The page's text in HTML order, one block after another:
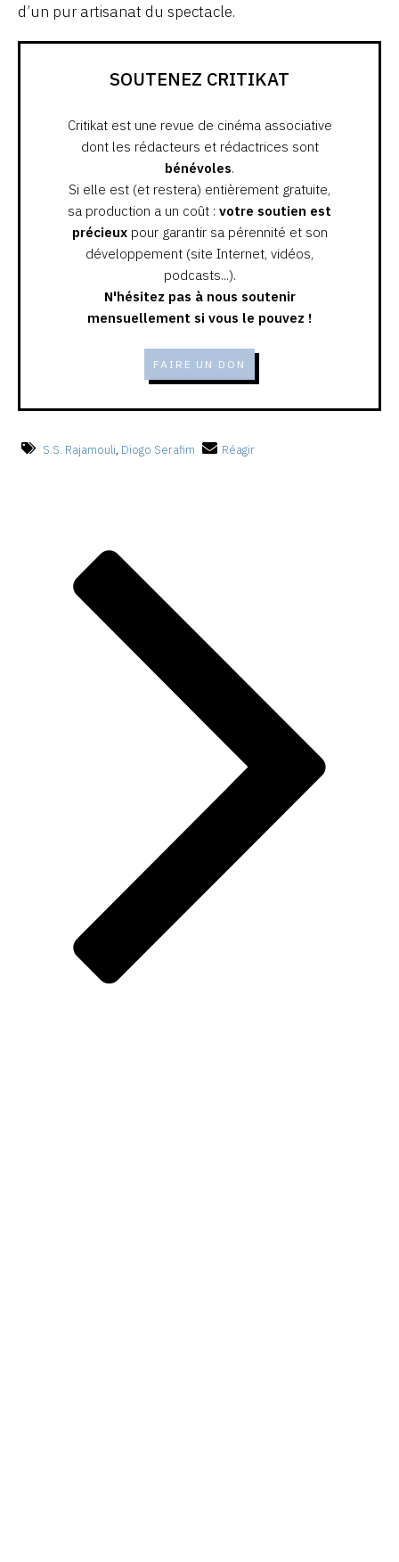
d’un pur artisanat du spectacle.
SOUTENEZ CRITIKAT
Critikat est une revue de cinéma associative
dont les rédacteurs et rédactrices sont
bénévoles.
Si elle est (et restera) entièrement gratuite,
sa production a un coût : votre soutien est
précieuxpour garantir sa pérennité et son
développement (site Internet, vidéos,
podcasts...).
N'hésitez pas à nous soutenir
mensuellement si vous le pouvez !
FAIRE UN DON
S.S. Rajamouli, Diogo Serafim Réagir